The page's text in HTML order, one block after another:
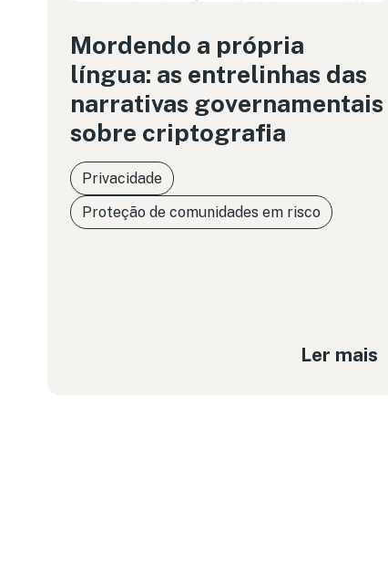
Mordendo a própria
língua: as entrelinhas das
narrativas governamentais
sobre criptografia
Privacidade
Proteção de comunidades em risco
Ler mais